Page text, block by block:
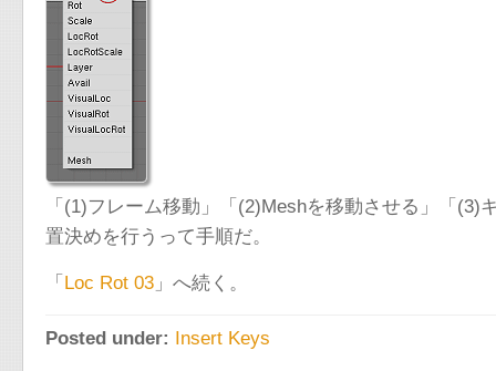
「(1)フレーム移動」「(2)Meshを移動させる」「
置決めを行うって手順だ。
「 Loc Rot 03 」へ続く。
Posted under: Insert Keys